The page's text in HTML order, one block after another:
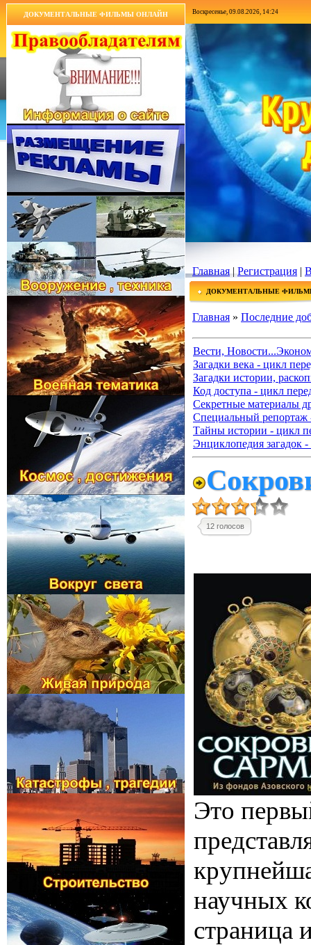
ДОКУМЕНТАЛЬНЫЕ ФИЛЬМЫ ОНЛАЙН Воскресенье, 09.08.2026, 14:24
Главная|Регистрация |
ДОКУМЕНТАЛЬНЫЕ
Главная » Последние
Вести,
Загадки века - цикл
Загадки истории,
Код доступа - цикл
Секретные материалы
Специальный репортаж
Тайны истории - цикл
Энциклопедия загадок -
12 голосов
Это
научных
страница